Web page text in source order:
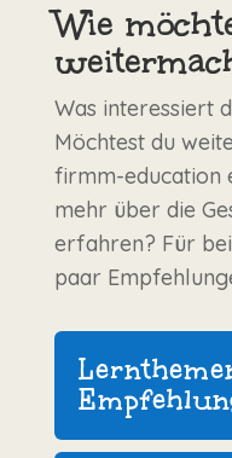
Wie
Was interessiert
Möchtest du
firmm-education
mehr über die
erfahren? Für
paar